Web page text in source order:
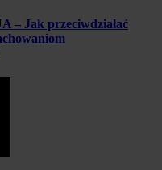
– Jak przeciwdziałać